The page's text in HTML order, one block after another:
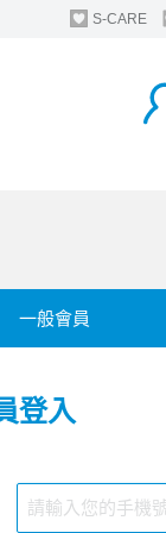
S-CARE
一般會員
登入